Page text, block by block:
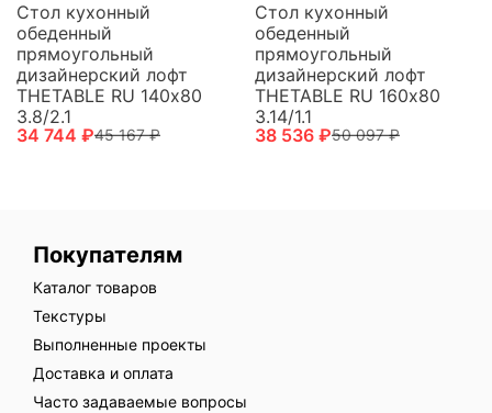
Стол кухонный
обеденный
прямоугольный
дизайнерский лофт
THETABLE RU 140х80
3.8/2.1
34 744 ₽45 167 ₽
Стол кухонный
обеденный
прямоугольный
дизайнерский лофт
THETABLE RU 160х80
3.14/1.1
38 536 ₽50 097 ₽
Покупателям
Каталог товаров
Текстуры
Выполненные проекты
Доставка и оплата
Часто задаваемые вопросы